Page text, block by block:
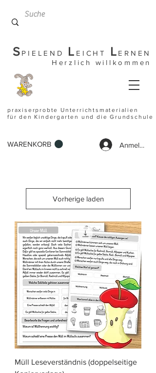
S PIELEND L EICHT L ERNEN
Herzlich willkommen
praxiserprobte Unterrichtsmaterialien
für den Kindergarten und die Grundschule
WARENKORB Anmelden
Vorherige laden
Müll Leseverständnis (doppelseitige